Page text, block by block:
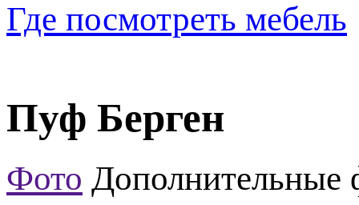
Где посмотреть мебель
Пуф Берген
Фото Дополнительные